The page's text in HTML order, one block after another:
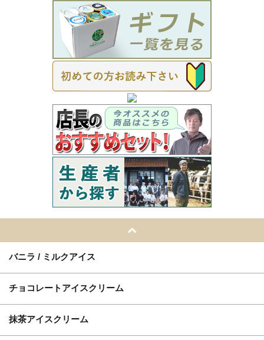
バニラ / ミルクアイス
チョコレートアイスクリーム
抹茶アイスクリーム